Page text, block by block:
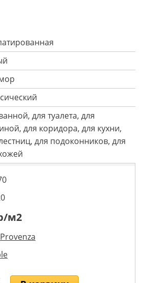
для туалета, для
для коридора, для кухни,
для подоконников, для
м2
Provenza